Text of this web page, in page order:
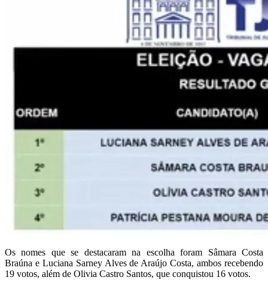
Os nomes que se destacaram na escolha foram Sâmara Costa
Braúna e Luciana Sarney Alves de Araújo Costa, ambos recebendo
19 votos, além de Olivia Castro Santos, que conquistou 16 votos.